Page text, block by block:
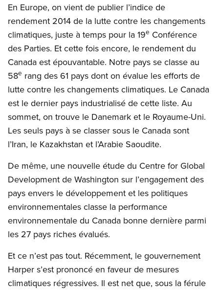
En Europe, on vient de publier l’indice de
rendement 2014 de la lutte contre les changements
climatiques, juste à temps pour la 19e Conférence
des Parties. Et cette fois encore, le rendement du
Canada est épouvantable. Notre pays se classe au
58e rang des 61 pays dont on évalue les efforts de
lutte contre les changements climatiques. Le Canada
est le dernier pays industrialisé de cette liste. Au
sommet, on trouve le Danemark et le Royaume-Uni.
Les seuls pays à se classer sous le Canada sont
l’Iran, le Kazakhstan et l’Arabie Saoudite.
De même, une nouvelle étude du Centre for Global
Development de Washington sur l’engagement des
pays envers le développement et les politiques
environnementales classe la performance
environnementale du Canada bonne dernière parmi
les 27 pays riches évalués.
Et ce n’est pas tout. Récemment, le gouvernement
Harper s’est prononcé en faveur de mesures
climatiques régressives. Il est net que, sous la férule